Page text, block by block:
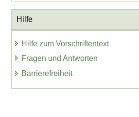
Hilfe
Hilfe zum Vorschriftentext
Fragen und Antworten
Barrierefreiheit